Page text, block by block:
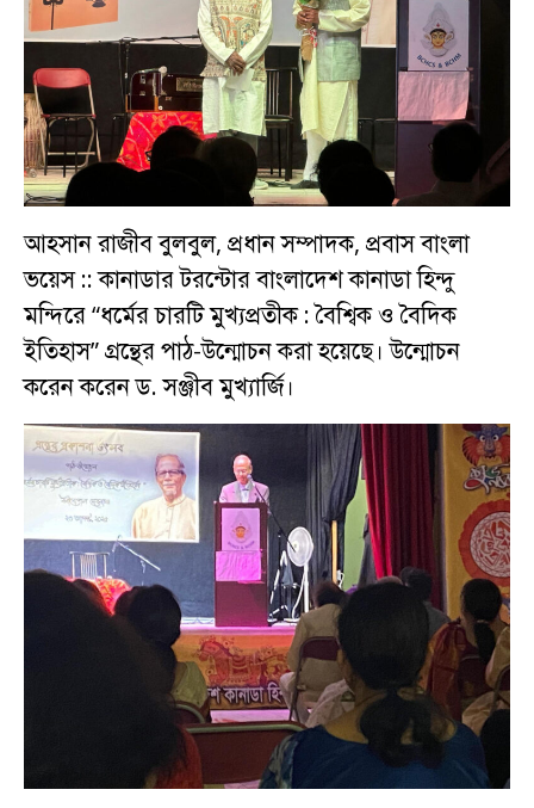
আহসান রাজীব বুলবুল, প্রধান সম্পাদক, প্রবাস বাংলা
ভয়েস :: কানাডার টরন্টোর বাংলাদেশ কানাডা হিন্দু
মন্দিরে “ধর্মের চারটি মুখ্যপ্রতীক : বৈশ্বিক ও বৈদিক
ইতিহাস” গ্রন্থের পাঠ-উন্মোচন করা হয়েছে। উন্মোচন
করেন করেন ড. সঞ্জীব মুখ্যার্জি।